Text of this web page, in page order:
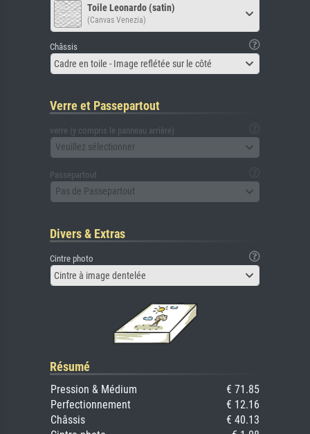
Toile Leonardo (satin)
(Canvas Venezia)
Châssis
Cadre en toile - Image reflétée sur le côté
Verre et Passepartout
verre (y compris le panneau arrière)
Veuillez sélectionner
Passepartout
Pas de Passepartout
Divers & Extras
Cintre photo
Cintre à image dentelée
Résumé
Pression & Médium
€ 71.85
Perfectionnement
€ 12.16
Châssis
€ 40.13